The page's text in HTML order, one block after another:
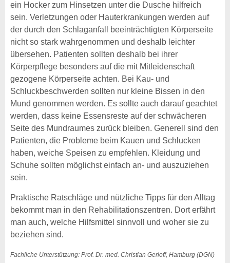
ein Hocker zum Hinsetzen unter die Dusche hilfreich
sein. Verletzungen oder Hauterkrankungen werden auf
der durch den Schlaganfall beeinträchtigten Körperseite
nicht so stark wahrgenommen und deshalb leichter
übersehen. Patienten sollten deshalb bei ihrer
Körperpflege besonders auf die mit Mitleidenschaft
gezogene Körperseite achten. Bei Kau- und
Schluckbeschwerden sollten nur kleine Bissen in den
Mund genommen werden. Es sollte auch darauf geachtet
werden, dass keine Essensreste auf der schwächeren
Seite des Mundraumes zurück bleiben. Generell sind den
Patienten, die Probleme beim Kauen und Schlucken
haben, weiche Speisen zu empfehlen. Kleidung und
Schuhe sollten möglichst einfach an- und auszuziehen
sein.
Praktische Ratschläge und nützliche Tipps für den Alltag
bekommt man in den Rehabilitationszentren. Dort erfährt
man auch, welche Hilfsmittel sinnvoll und woher sie zu
beziehen sind.
Fachliche Unterstützung: Prof. Dr. med. Christian Gerloff, Hamburg (DGN)